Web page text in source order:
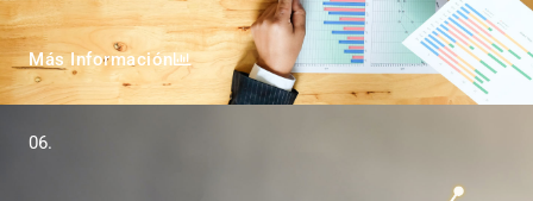
Más Información
06.